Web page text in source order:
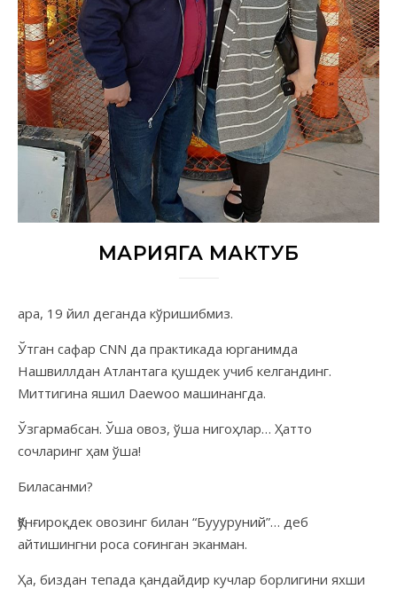
МАРИЯГА МАКТУБ
Қара, 19 йил деганда кўришибмиз.
Ўтган сафар CNN да практикада юрганимда
Нашвиллдан Атлантага қушдек учиб келгандинг.
Миттигина яшил Daewoo машинангда.
Ўзгармабсан. Ўша овоз, ўша нигоҳлар… Ҳатто
сочларинг ҳам ўша!
Биласанми?
Қўнғироқдек овозинг билан “Буууруний”… деб
айтишингни роса соғинган эканман.
Ҳа, биздан тепада қандайдир кучлар борлигини яхши